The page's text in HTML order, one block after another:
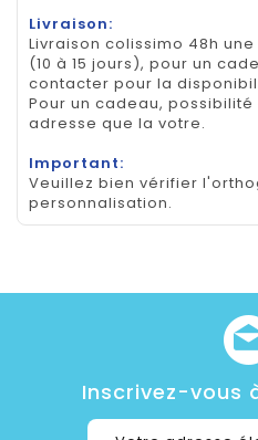
Livraison:
Livraison colissimo 48h
(10 à 15 jours), pour un
contacter pour la
Pour un cadeau,
adresse que la votre.
Important:
Veuillez bien vérifier
personnalisation.
Inscrivez-vous